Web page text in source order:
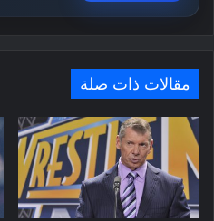
مقالات ذات صلة